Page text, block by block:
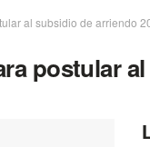
al subsidio de arriendo
postular